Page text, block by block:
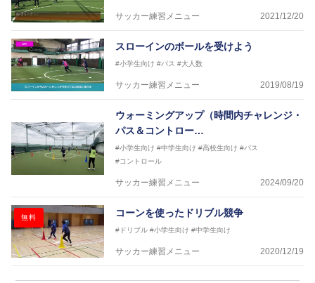
サッカー練習メニュー 2021/12/20
スローインのボールを受けよう
#小学生向け #パス #大人数
サッカー練習メニュー 2019/08/19
ウォーミングアップ（時間内チャレンジ・
パス＆コントロー…
#小学生向け #中学生向け #高校生向け #パス
#コントロール
サッカー練習メニュー 2024/09/20
無料 コーンを使ったドリブル競争
#ドリブル #小学生向け #中学生向け
サッカー練習メニュー 2020/12/19